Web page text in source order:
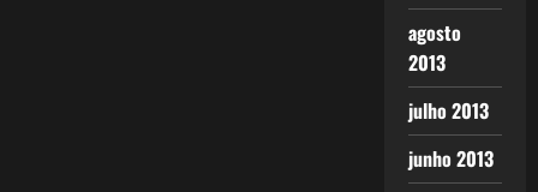
agosto
2013
julho 2013
junho 2013